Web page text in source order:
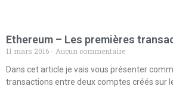
Ethereum – Les premières
11 mars 2016
Aucun commentaire
Dans cet article je vais vous présenter
transactions entre deux comptes créés sur